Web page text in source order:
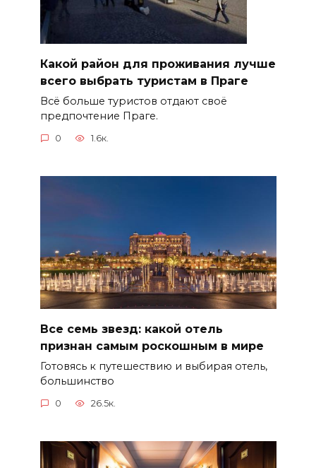
Какой район для проживания лучше
всего выбрать туристам в Праге
Всё больше туристов отдают своё
предпочтение Праге.
0 1.6к.
Все семь звезд: какой отель
признан самым роскошным в мире
Готовясь к путешествию и выбирая отель,
большинство
0 26.5к.